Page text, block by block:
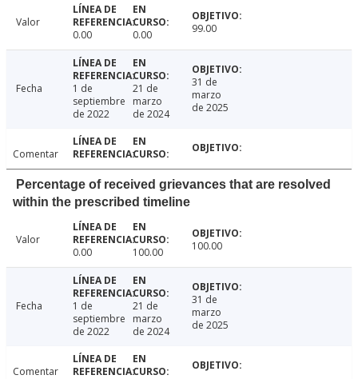
Valor
0.00
0.00 99.00
Fecha
1 de
septiembre
de 2022
21 de
marzo
de 2024
31 de
marzo
de 2025
Comentar
Percentage of received grievances that are resolved
within the prescribed timeline
Valor
0.00
100.00 100.00
Fecha
1 de
septiembre
de 2022
21 de
marzo
de 2024
31 de
marzo
de 2025
Comentar